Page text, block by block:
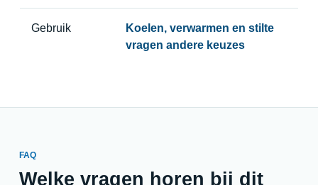
Gebruik
Koelen, verwarmen en stilte
vragen andere keuzes
FAQ
Welke vragen horen bij dit